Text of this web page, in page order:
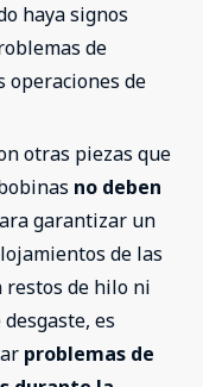
haya signos
de
operaciones de
otras piezas que
no deben
garantizar un
de las
de hilo ni
es
problemas de